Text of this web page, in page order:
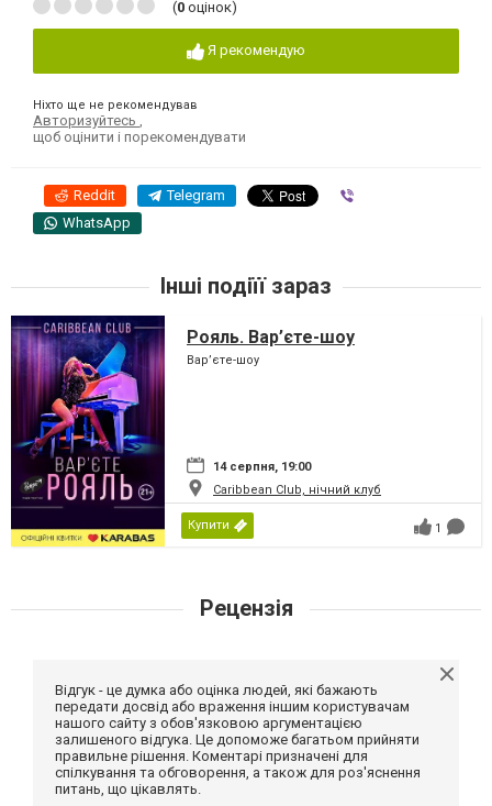
(0 оцінок)
Я рекомендую
Ніхто ще не рекомендував
Авторизуйтесь
щоб оцінити і порекомендувати
Reddit Telegram
WhatsApp
Інші подіїї зараз
Рояль. Вар’єте-шоу
Вар’єте-шоу
14 серпня, 19:00
Caribbean Club, нічний клуб
Купити 1
Рецензія
Відгук - це думка або оцінка людей, які бажають
передати досвід або враження іншим користувачам
нашого сайту з обов'язковою аргументацією
залишеного відгука. Це допоможе багатьом прийняти
правильне рішення. Коментарі призначені для
спілкування та обговорення, а також для роз'яснення
питань, що цікавлять.